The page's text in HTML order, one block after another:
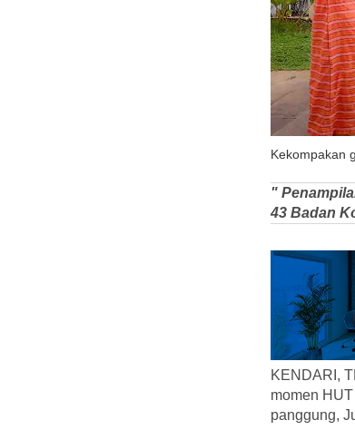
Kekompakan
"
43 Badan
KENDARI,
momen
panggung,